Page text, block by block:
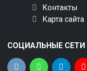
Контакты
Карта сайта
СОЦИАЛЬНЫЕ СЕТИ